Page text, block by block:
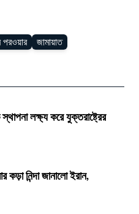
পরওয়ার জামায়াত
স্থাপনা লক্ষ্য করে যুক্তরাষ্ট্রের
কড়া নিন্দা জানালো ইরান,